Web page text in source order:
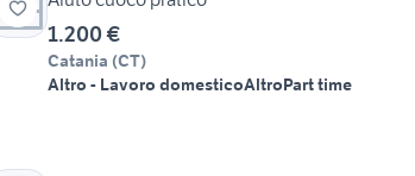
1.200 €
Catania (CT)
Altro - Lavoro domesticoAltroPart time